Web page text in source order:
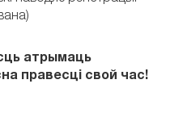
атрымаць
правесці свой час!